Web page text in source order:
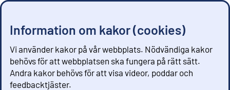
Information om kakor (cookies)
Vi använder kakor på vår webbplats. Nödvändiga kakor
behövs för att webbplatsen ska fungera på rätt sätt.
Andra kakor behövs för att visa videor, poddar och
feedbacktjäster.